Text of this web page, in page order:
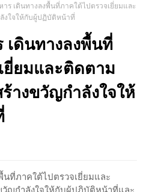
าร เดินทางลงพื้นที่ภาคใต้ไปตรวจเยี่ยมและ
งใจให้กับผู้ปฏิบัติหน้าที่
เดินทางลงพื้นที่
ยี่ยมและติดตาม
างขวัญกำลังใจให้
นที่ภาคใต้ไปตรวจเยี่ยมและ